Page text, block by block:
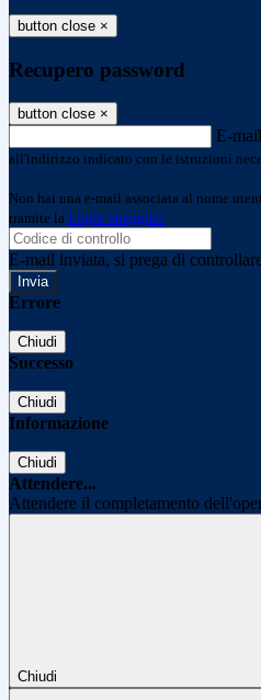
button close ×
Recupero password
button close ×
E-mail
all'indirizzo indicato con le istruzioni
Non hai una e-mail associata al nome
tramite la Login Spaggiari
E-mail inviata, si prega di
Errore
Chiudi
Successo
Chiudi
Informazione
Chiudi
Attendere...
Attendere il completamento
Chiudi